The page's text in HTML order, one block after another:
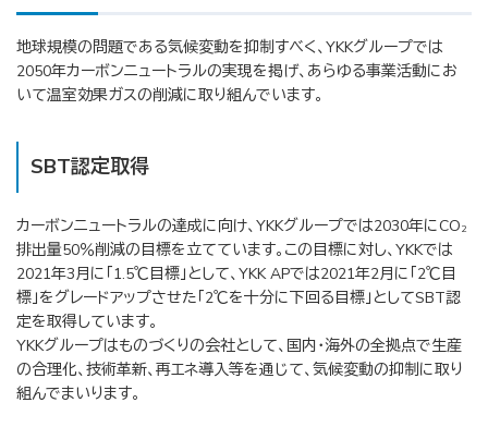
地球規模の問題である気候変動を抑制すべく、YKKグループでは
2050年カーボンニュートラルの実現を掲げ、あらゆる事業活動にお
いて温室効果ガスの削減に取り組んでいます。
SBT認定取得
カーボンニュートラルの達成に向け、YKKグループでは2030年にCO2
排出量50％削減の目標を立てています。この目標に対し、YKKでは
2021年3月に「1.5℃目標」として、YKK APでは2021年2月に「2℃目
標」をグレードアップさせた「2℃を十分に下回る目標」としてSBT認
定を取得しています。
YKKグループはものづくりの会社として、国内・海外の全拠点で生産
の合理化、技術革新、再エネ導入等を通じて、気候変動の抑制に取り
組んでまいります。